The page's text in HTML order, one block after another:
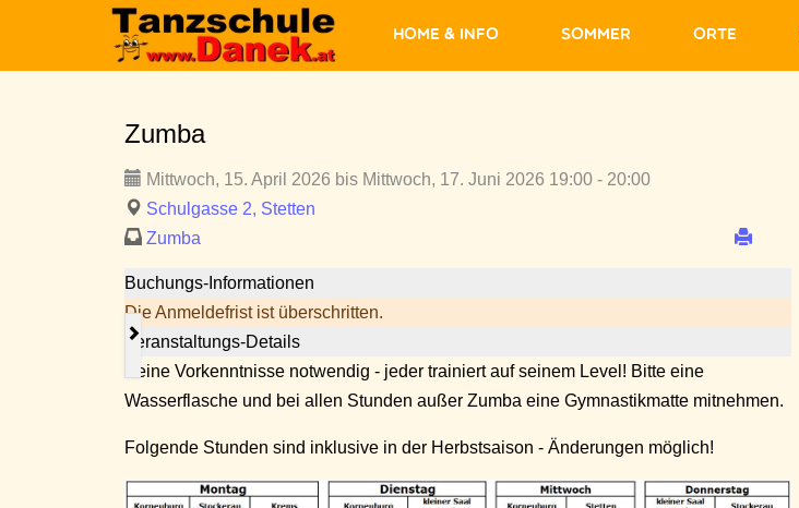
Home & Info Sommer Orte
Zumba
Mittwoch, 15. April 2026 bis Mittwoch, 17. Juni 2026 19:00 - 20:00
Schulgasse 2, Stetten
Zumba
Buchungs-Informationen
Die Anmeldefrist ist überschritten.
Veranstaltungs-Details
Keine Vorkenntnisse notwendig - jeder trainiert auf seinem Level! Bitte eine
Wasserflasche und bei allen Stunden außer Zumba eine Gymnastikmatte mitnehmen.
Folgende Stunden sind inklusive in der Herbstsaison - Änderungen möglich!